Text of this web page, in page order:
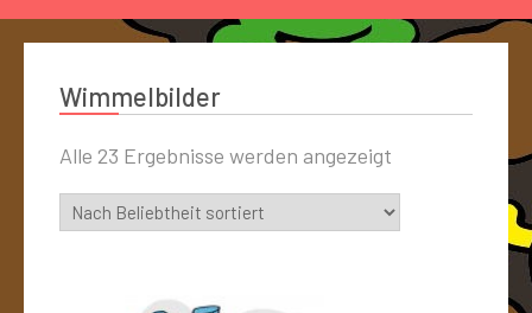
Wimmelbilder
Alle 23 Ergebnisse werden angezeigt